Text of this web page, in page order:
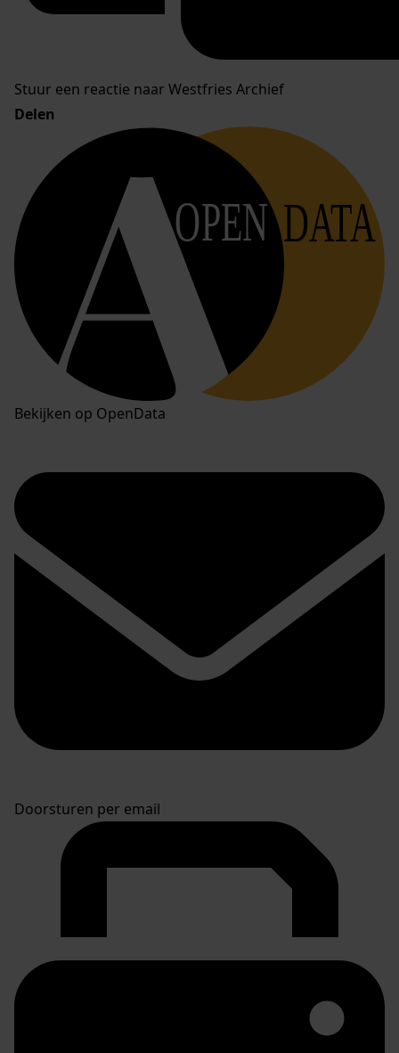
Stuur een reactie naar Westfries Archief
Delen
OPEN DATA
Bekijken op OpenData
Doorsturen per email